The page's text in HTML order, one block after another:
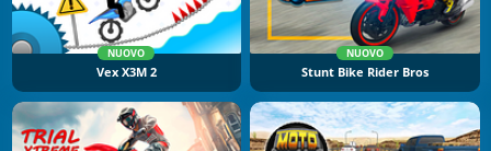
NUOVO
Vex X3M 2
NUOVO
Stunt Bike Rider Bros